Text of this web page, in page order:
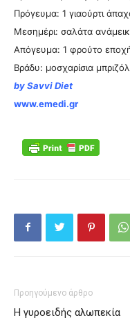
Πρόγευμα: 1 γιαούρτι
Μεσημέρι: σαλάτα
Απόγευμα: 1 φρούτο
Βράδυ: μοσχαρίσια
by Savvi Diet
www.emedi.gr
Προηγούμενο άρθρο
Η γυροειδής αλωπεκία